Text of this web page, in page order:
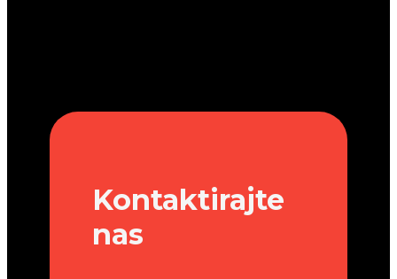
Kontaktirajte
nas